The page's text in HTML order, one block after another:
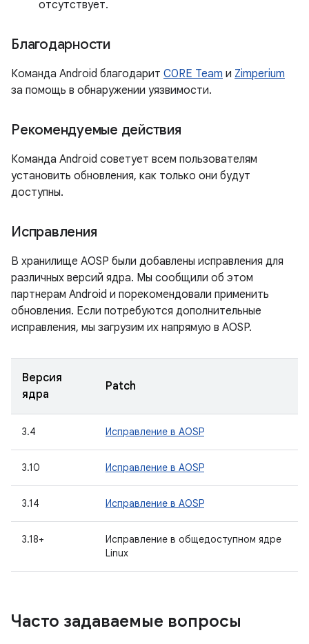
отсутствует.
Благодарности
Команда Android благодарит C0RE Team и Zimperium
за помощь в обнаружении уязвимости.
Рекомендуемые действия
Команда Android советует всем пользователям
установить обновления, как только они будут
доступны.
Исправления
В хранилище AOSP были добавлены исправления для
различных версий ядра. Мы сообщили об этом
партнерам Android и порекомендовали применить
обновления. Если потребуются дополнительные
исправления, мы загрузим их напрямую в AOSP.
Версия
ядра
Patch
3.4 Исправление в AOSP
3.10 Исправление в AOSP
3.14 Исправление в AOSP
3.18+
Исправление в общедоступном ядре
Linux
Часто задаваемые вопросы